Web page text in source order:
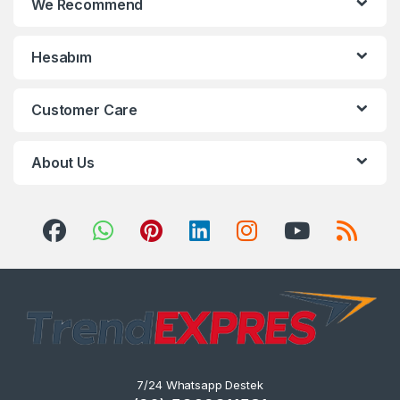
We Recommend
Hesabım
Customer Care
About Us
7/24 Whatsapp Destek